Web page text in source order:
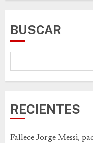
BUSCAR
RECIENTES
Fallece Jorge Messi,